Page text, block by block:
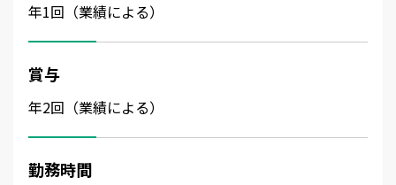
年1回（業績による）
賞与
年2回（業績による）
勤務時間